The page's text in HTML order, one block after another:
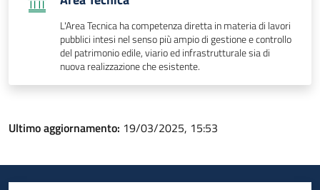
L'Area Tecnica ha competenza diretta in materia di lavori
pubblici intesi nel senso più ampio di gestione e controllo
del patrimonio edile, viario ed infrastrutturale sia di
nuova realizzazione che esistente.
Ultimo aggiornamento: 19/03/2025, 15:53